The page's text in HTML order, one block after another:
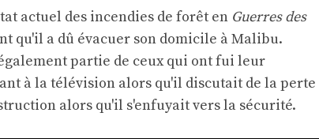
actuel des incendies de forêt en Guerres des
qu'il a dû évacuer son domicile à Malibu.
partie de ceux qui ont fui leur
à la télévision alors qu'il discutait de la perte
alors qu'il s'enfuyait vers la sécurité.